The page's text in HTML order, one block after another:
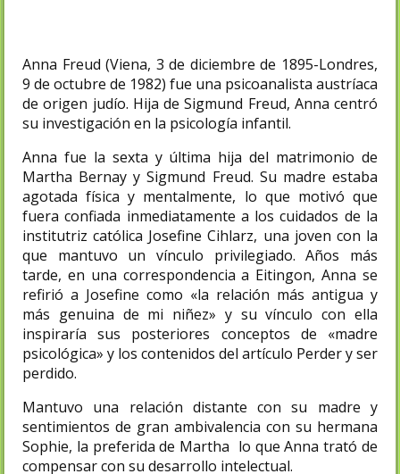
Anna Freud (Viena, 3 de diciembre de 1895-Londres,
9 de octubre de 1982) fue una psicoanalista austríaca
de origen judío. Hija de Sigmund Freud, Anna centró
su investigación en la psicología infantil.
Anna fue la sexta y última hija del matrimonio de
Martha Bernay y Sigmund Freud. Su madre estaba
agotada física y mentalmente, lo que motivó que
fuera confiada inmediatamente a los cuidados de la
institutriz católica Josefine Cihlarz,​ una joven con la
que mantuvo un vínculo privilegiado. Años más
tarde, en una correspondencia a Eitingon, Anna se
refirió a Josefine como «la relación más antigua y
más genuina de mi niñez» y su vínculo con ella
inspiraría sus posteriores conceptos de «madre
psicológica» y los contenidos del artículo Perder y ser
perdido.
Mantuvo una relación distante con su madre y
sentimientos de gran ambivalencia con su hermana
Sophie, la preferida de Martha lo que Anna trató de
compensar con su desarrollo intelectual.